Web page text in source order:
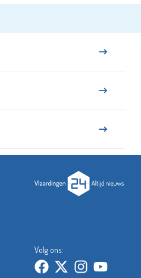
Volg ons: